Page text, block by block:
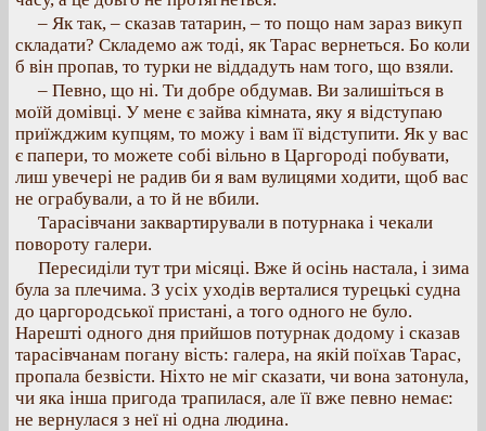
– Як так, – сказав татарин, – то пощо нам зараз викуп
складати? Складемо аж тоді, як Тарас вернеться. Бо коли
б він пропав, то турки не віддадуть нам того, що взяли.
– Певно, що ні. Ти добре обдумав. Ви залишіться в
моїй домівці. У мене є зайва кімната, яку я відступаю
приїжджим купцям, то можу і вам її відступити. Як у вас
є папери, то можете собі вільно в Царгороді побувати,
лиш увечері не радив би я вам вулицями ходити, щоб вас
не ограбували, а то й не вбили.
Тарасівчани заквартирували в потурнака і чекали
повороту галери.
Пересиділи тут три місяці. Вже й осінь настала, і зима
була за плечима. З усіх уходів верталися турецькі судна
до царгородської пристані, а того одного не було.
Нарешті одного дня прийшов потурнак додому і сказав
тарасівчанам погану вість: галера, на якій поїхав Тарас,
пропала безвісти. Ніхто не міг сказати, чи вона затонула,
чи яка інша пригода трапилася, але її вже певно немає:
не вернулася з неї ні одна людина.